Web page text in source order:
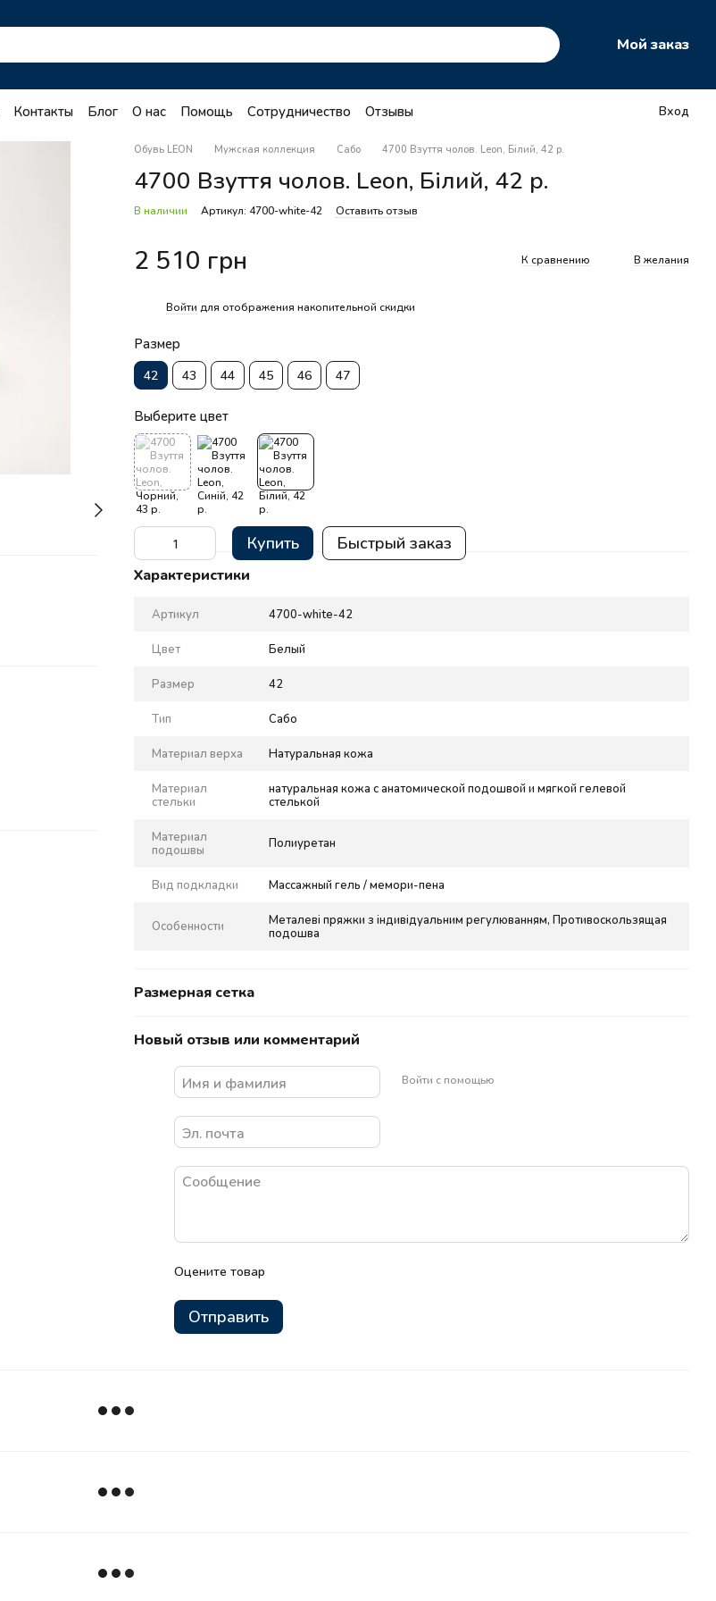
Мой заказ
Контакты Блог О нас Помощь Сотрудничество Отзывы Вход
Oбувь LEON Мужская коллекция Сабо 4700 Взуття чолов. Leon, Білий, 42 р.
4700 Взуття чолов. Leon, Білий, 42 р.
В наличии Артикул: 4700-white-42 Оставить отзыв
2 510 грн К сравнению В желания
Войти для отображения накопительной скидки
Размер
42 43 44 45 46 47
Выберите цвет
Купить Быстрый заказ
Характеристики
Артикул 4700-white-42
Цвет Белый
Размер 42
Тип Сабо
Материал верха Натуральная кожа
Материал
стельки
натуральная кожа с анатомической подошвой и мягкой гелевой
стелькой
Материал
подошвы
Полиуретан
Вид подкладки Массажный гель / мемори-пена
Особенности
Металеві пряжки з індивідуальним регулюванням, Противоскользящая
подошва
Размерная сетка
Новый отзыв или комментарий
Войти с помощью
Оцените товар
Отправить